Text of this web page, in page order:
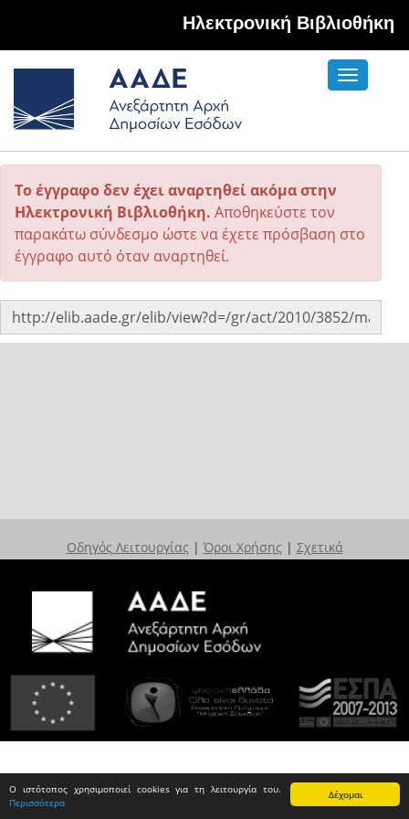
Δέχομαι
Ο ιστότοπος χρησιμοποιεί cookies για τη λειτουργία του.
Περισσότερα
Hλεκτρονική Βιβλιοθήκη
Toggle
Το έγγραφο δεν έχει αναρτηθεί ακόμα στην
Ηλεκτρονική Βιβλιοθήκη. Αποθηκεύστε τον
παρακάτω σύνδεσμο ώστε να έχετε πρόσβαση στο
έγγραφο αυτό όταν αναρτηθεί.
Οδηγός Λειτουργίας | Όροι Χρήσης | Σχετικά